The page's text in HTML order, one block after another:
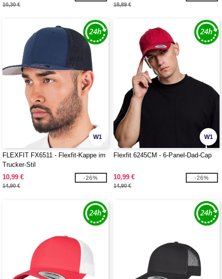
10,30 € 18,89 €
W1
FLEXFIT FX6511 - Flexfit-Kappe im
Trucker-Stil
10,99 €
14,90 €
-26%
W1
Flexfit 6245CM - 6-Panel-Dad-Cap
10,99 €
14,90 €
-26%